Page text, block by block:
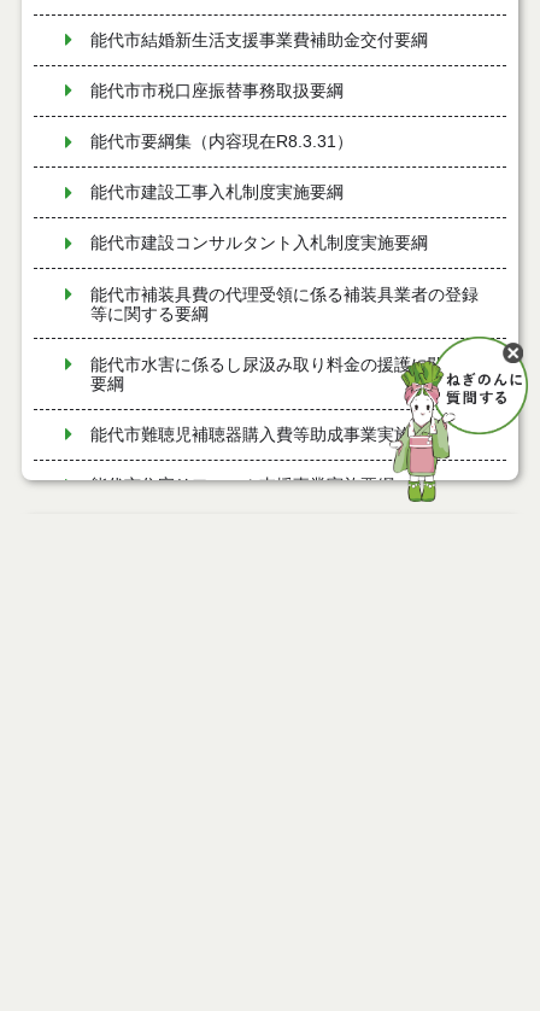
能代市結婚新生活支援事業費補助金交付要綱
能代市市税口座振替事務取扱要綱
能代市要綱集（内容現在R8.3.31）
能代市建設工事入札制度実施要綱
能代市建設コンサルタント入札制度実施要綱
能代市補装具費の代理受領に係る補装具業者の登録
等に関する要綱
能代市水害に係るし尿汲み取り料金の援護に関する
要綱
能代市難聴児補聴器購入費等助成事業実施要綱
能代市住宅リフォーム支援事業実施要綱